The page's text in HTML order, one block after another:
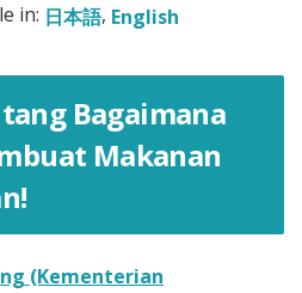
in: 日本語 English
Bagaimana
Makanan
(Kementerian